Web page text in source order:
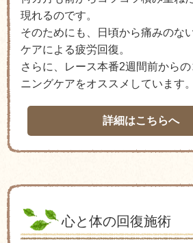
現れるのです。
そのためにも、日頃から痛みのな
ケアによる疲労回復。
さらに、レース本番2週間前から
ニングケアをオススメしています。
詳細はこちらへ
心と体の回復施術